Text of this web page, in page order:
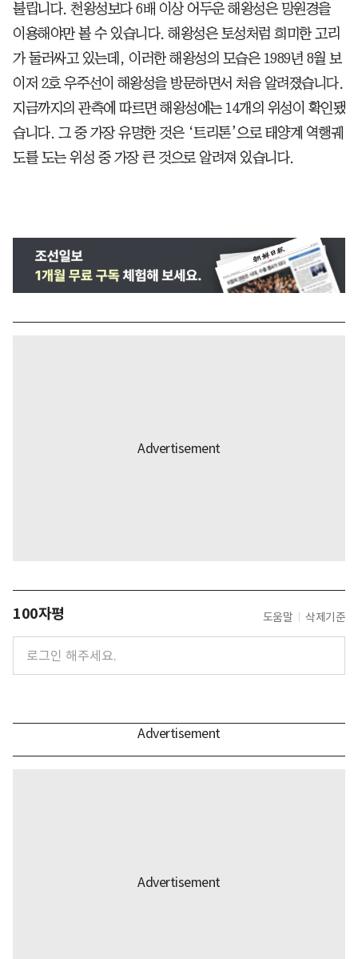
불립니다. 천왕성보다 6배 이상 어두운 해왕성은 망원경을
이용해야만 볼 수 있습니다. 해왕성은 토성처럼 희미한 고리
가 둘러싸고 있는데, 이러한 해왕성의 모습은 1989년 8월 보
이저 2호 우주선이 해왕성을 방문하면서 처음 알려졌습니다.
지금까지의 관측에 따르면 해왕성에는 14개의 위성이 확인됐
습니다. 그 중 가장 유명한 것은 ‘트리톤’으로 태양계 역행궤
도를 도는 위성 중 가장 큰 것으로 알려져 있습니다.
100자평 도움말 삭제기준